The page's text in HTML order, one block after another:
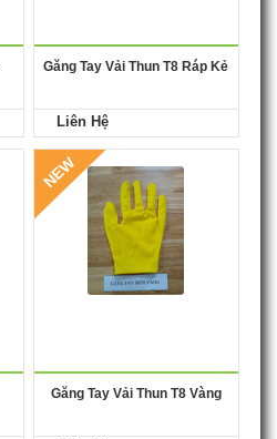
Găng Tay Vải Thun T8 Ráp Kẻ
Liên Hệ
NEW
Găng Tay Vải Thun T8 Vàng